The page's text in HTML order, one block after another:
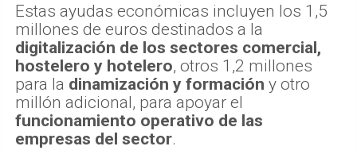
Estas ayudas económicas incluyen los 1,5
millones de euros destinados a la
digitalización de los sectores comercial,
hostelero y hotelero, otros 1,2 millones
para la dinamización y formación y otro
millón adicional, para apoyar el
funcionamiento operativo de las
empresas del sector.